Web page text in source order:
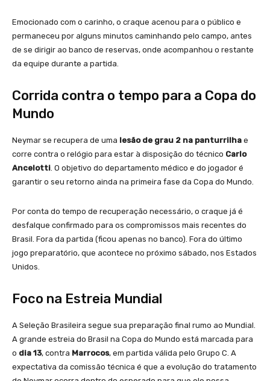
Emocionado com o carinho, o craque acenou para o público e
permaneceu por alguns minutos caminhando pelo campo, antes
de se dirigir ao banco de reservas, onde acompanhou o restante
da equipe durante a partida.
Corrida contra o tempo para a Copa do
Mundo
Neymar se recupera de uma lesão de grau 2 na panturrilha e
corre contra o relógio para estar à disposição do técnico Carlo
Ancelotti. O objetivo do departamento médico e do jogador é
garantir o seu retorno ainda na primeira fase da Copa do Mundo.
Por conta do tempo de recuperação necessário, o craque já é
desfalque confirmado para os compromissos mais recentes do
Brasil. Fora da partida (ficou apenas no banco). Fora do último
jogo preparatório, que acontece no próximo sábado, nos Estados
Unidos.
Foco na Estreia Mundial
A Seleção Brasileira segue sua preparação final rumo ao Mundial.
A grande estreia do Brasil na Copa do Mundo está marcada para
o dia 13, contra Marrocos, em partida válida pelo Grupo C. A
expectativa da comissão técnica é que a evolução do tratamento